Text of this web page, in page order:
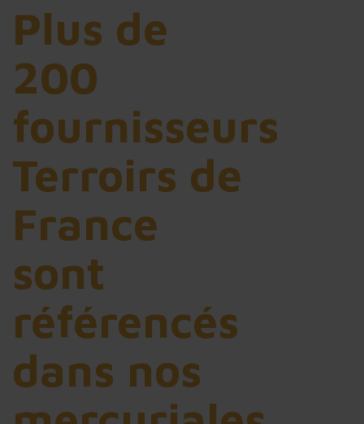
Plus de
200
fournisseurs
Terroirs de
France
sont
référencés
dans nos